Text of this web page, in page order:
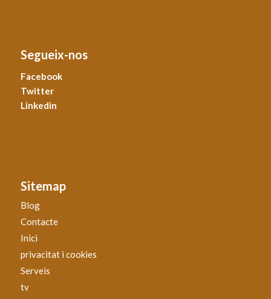
Segueix-nos
Facebook
Twitter
Linkedin
Sitemap
Blog
Contacte
Inici
privacitat i cookies
Serveis
tv